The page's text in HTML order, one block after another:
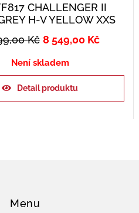
CHALLENGER II
H-V YELLOW XXS
Kč 8 549,00 Kč
Není skladem
Detail produktu
Menu